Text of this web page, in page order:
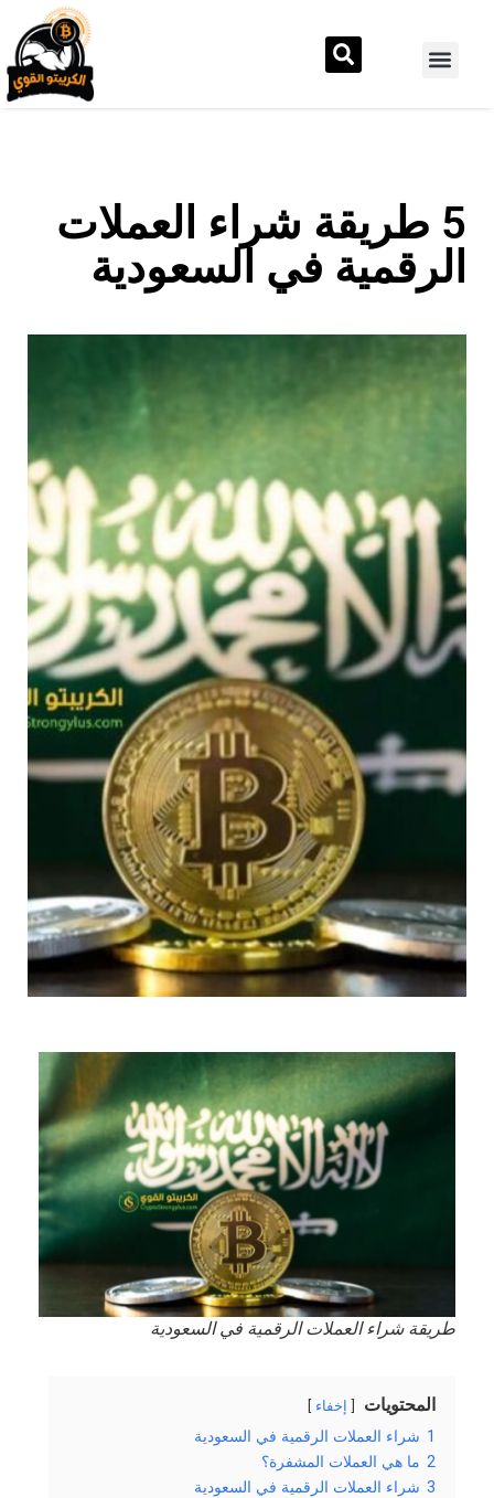
5 طريقة شراء العملات
الرقمية في السعودية
طريقة شراء العملات الرقمية في السعودية
المحتويات إخفاء
1 شراء العملات الرقمية في السعودية
2 ما هي العملات المشفرة؟
3 شراء العملات الرقمية في السعودية